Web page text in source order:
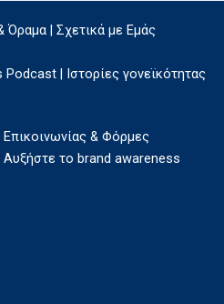
Όραμα | Σχετικά με Εμάς
| Ιστορίες γονεϊκότητας
Επικοινωνίας & Φόρμες
Αυξήστε το brand awareness